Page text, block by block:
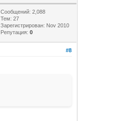
Сообщений: 2,088
Тем: 27
Зарегистрирован: Nov 2010
Репутация:0
#8